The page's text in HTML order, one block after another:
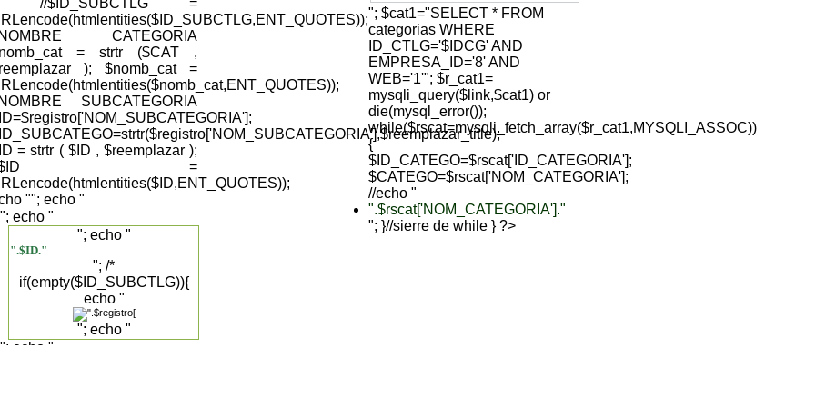
CATEGORIA
= strtr ($CAT ,
); $nomb_cat =
SUBCATEGORIA
= strtr ( $ID , $reemplazar );
$ID =
"
"; echo "
"; echo "
".$ID."
"; /*
if(empty($ID_SUBCTLG)){
echo "
"; echo "
"; echo "
"; echo "
"; $cat1="SELECT * FROM
categorias WHERE
ID_CTLG='$IDCG' AND
EMPRESA_ID='8' AND
WEB='1'"; $r_cat1=
mysqli_query($link,$cat1) or
die(mysql_error());
while($rscat=mysqli_fetch_array($r_cat1,MYSQLI_ASSOC))
{
$ID_CATEGO=$rscat['ID_CATEGORIA'];
$CATEGO=$rscat['NOM_CATEGORIA'];
//echo "
".$rscat['NOM_CATEGORIA']."
"; }//sierre de while } ?>